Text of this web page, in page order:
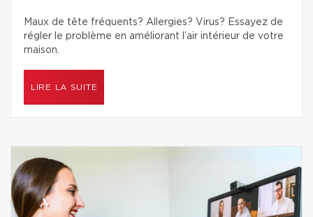
Maux de tête fréquents? Allergies? Virus? Essayez de
régler le problème en améliorant l’air intérieur de votre
maison.
LIRE LA SUITE